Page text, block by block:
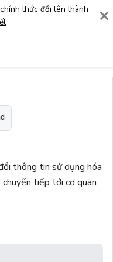
thức đổi tên thành
thông tin sử dụng hóa
tiếp tới cơ quan